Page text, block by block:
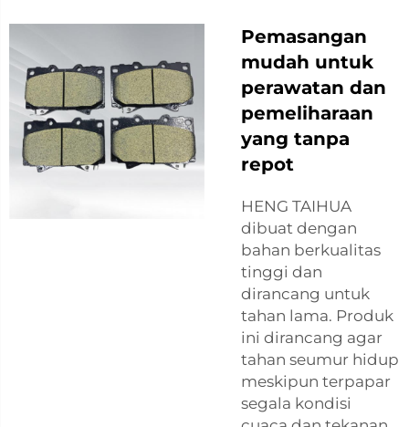
Pemasangan
mudah untuk
perawatan dan
pemeliharaan
yang tanpa
repot
HENG TAIHUA
dibuat dengan
bahan berkualitas
tinggi dan
dirancang untuk
tahan lama. Produk
ini dirancang agar
tahan seumur hidup
meskipun terpapar
segala kondisi